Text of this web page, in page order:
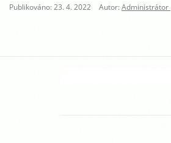
Publikováno: 23. 4. 2022 Autor:Administrátor